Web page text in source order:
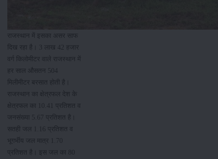
राजस्थान में इसका असर साफ
दिख रहा है। 3 लाख 42 हजार
वर्ग किलोमीटर वाले राजस्थान में
हर साल औसतन 504
मिलीमीटर बरसात होती है।
राजस्थान का क्षेत्रफल देश के
क्षेत्रफल का 10.41 प्रतिशत व
जनसंख्या 5.67 प्रतिशत है।
सतही जल 1.16 प्रतिशत व
भूगर्भीय जल मात्र 1.70
प्रतिशत है। इस जल का 80